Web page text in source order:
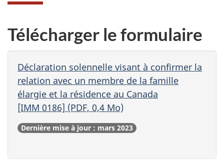
Télécharger le formulaire
Déclaration solennelle visant à confirmer la
relation avec un membre de la famille
élargie et la résidence au Canada
[IMM 0186] (PDF, 0,4 Mo)
Dernière mise à jour : mars 2023